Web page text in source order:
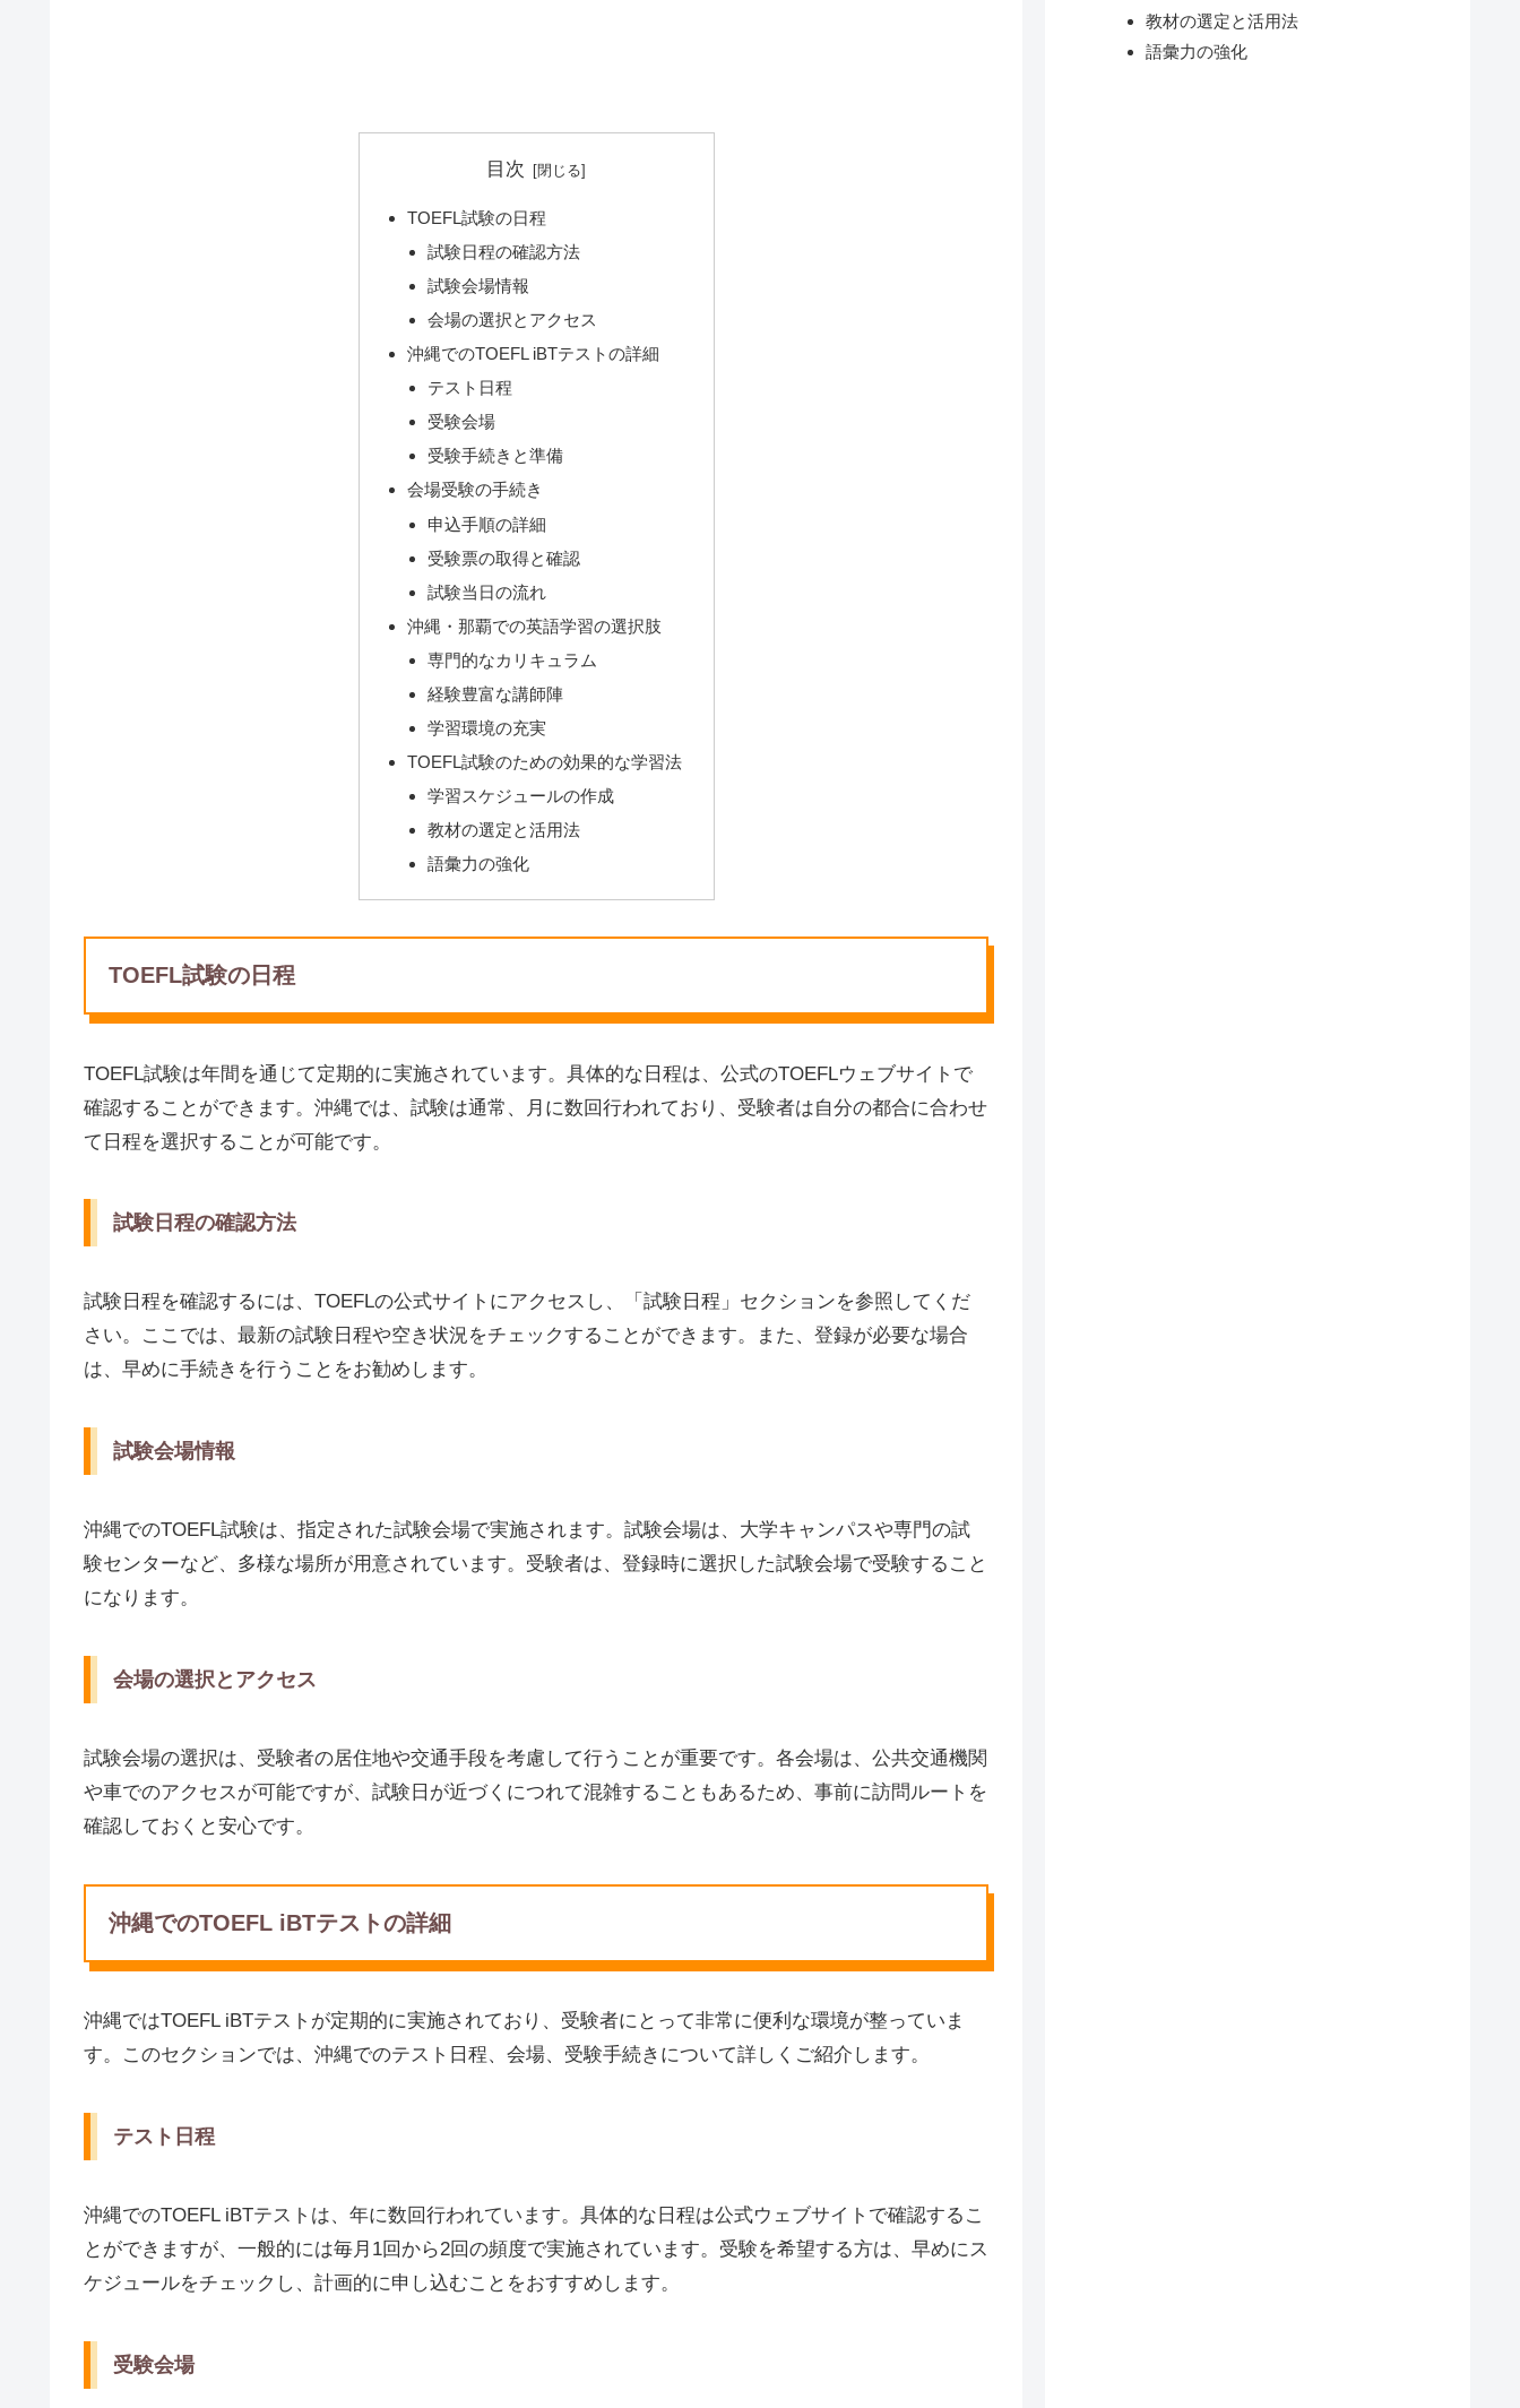
目次
TOEFL試験の日程
試験日程の確認方法
試験会場情報
会場の選択とアクセス
沖縄でのTOEFL iBTテストの詳細
テスト日程
受験会場
受験手続きと準備
会場受験の手続き
申込手順の詳細
受験票の取得と確認
試験当日の流れ
沖縄・那覇での英語学習の選択肢
専門的なカリキュラム
経験豊富な講師陣
学習環境の充実
TOEFL試験のための効果的な学習法
学習スケジュールの作成
教材の選定と活用法
語彙力の強化
TOEFL試験の日程
TOEFL試験は年間を通じて定期的に実施されています。具体的な日程は、公式のTOEFLウェブサイトで
確認することができます。沖縄では、試験は通常、月に数回行われており、受験者は自分の都合に合わせ
て日程を選択することが可能です。
試験日程の確認方法
試験日程を確認するには、TOEFLの公式サイトにアクセスし、「試験日程」セクションを参照してくだ
さい。ここでは、最新の試験日程や空き状況をチェックすることができます。また、登録が必要な場合
は、早めに手続きを行うことをお勧めします。
試験会場情報
沖縄でのTOEFL試験は、指定された試験会場で実施されます。試験会場は、大学キャンパスや専門の試
験センターなど、多様な場所が用意されています。受験者は、登録時に選択した試験会場で受験すること
になります。
会場の選択とアクセス
試験会場の選択は、受験者の居住地や交通手段を考慮して行うことが重要です。各会場は、公共交通機関
や車でのアクセスが可能ですが、試験日が近づくにつれて混雑することもあるため、事前に訪問ルートを
確認しておくと安心です。
沖縄でのTOEFL iBTテストの詳細
沖縄ではTOEFL iBTテストが定期的に実施されており、受験者にとって非常に便利な環境が整っていま
す。このセクションでは、沖縄でのテスト日程、会場、受験手続きについて詳しくご紹介します。
テスト日程
沖縄でのTOEFL iBTテストは、年に数回行われています。具体的な日程は公式ウェブサイトで確認するこ
とができますが、一般的には毎月1回から2回の頻度で実施されています。受験を希望する方は、早めにス
ケジュールをチェックし、計画的に申し込むことをおすすめします。
受験会場
教材の選定と活用法
語彙力の強化